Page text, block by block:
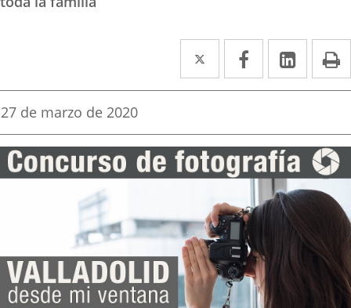
Twitter
Enlace
a
aplicación
externa.
Facebook
Enlace
a
aplicación
externa.
Enlace
a
Fecha
la
noticia
27 de marzo de 2020